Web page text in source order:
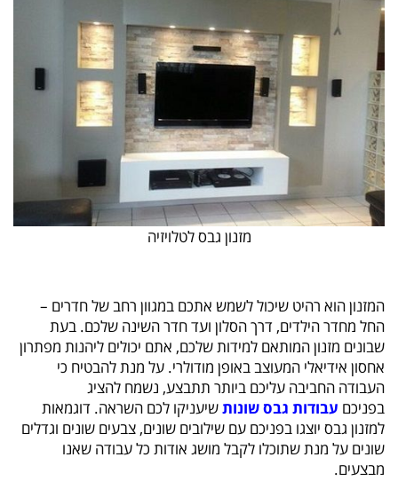
מזנון גבס לטלויזיה
המזנון הוא רהיט שיכול לשמש אתכם במגוון רחב של חדרים –
החל מחדר הילדים, דרך הסלון ועד חדר השינה שלכם. בעת
שבונים מזנון המותאם למידות שלכם, אתם יכולים ליהנות מפתרון
אחסון אידיאלי המעוצב באופן מודולרי. על מנת להבטיח כי
העבודה החביבה עליכם ביותר תתבצע, נשמח להציג
בפניכם עבודות גבס שונותשיעניקו לכם השראה. דוגמאות
למזנון גבס יוצגו בפניכם עם שילובים שונים, צבעים שונים וגדלים
שונים על מנת שתוכלו לקבל מושג אודות כל עבודה שאנו
מבצעים.